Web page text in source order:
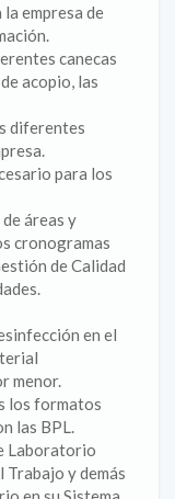
empresa de
canecas
acopio, las
diferentes
para los
áreas y
cronogramas
de Calidad
en el
menor.
los formatos
las BPL.
Laboratorio
Trabajo y demás